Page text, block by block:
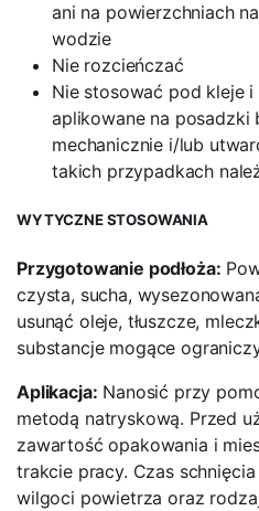
ani na powierzchniach
wodzie
Nie rozcieńczać
Nie stosować pod kleje
aplikowane na
mechanicznie i/lub
takich przypadkach
WYTYCZNE STOSOWANIA
Przygotowanie podłoża:
czysta, sucha,
usunąć oleje, tłuszcze,
substancje mogące
Aplikacja: Nanosić przy
metodą natryskową. Przed
zawartość opakowania i
trakcie pracy. Czas
wilgoci powietrza oraz